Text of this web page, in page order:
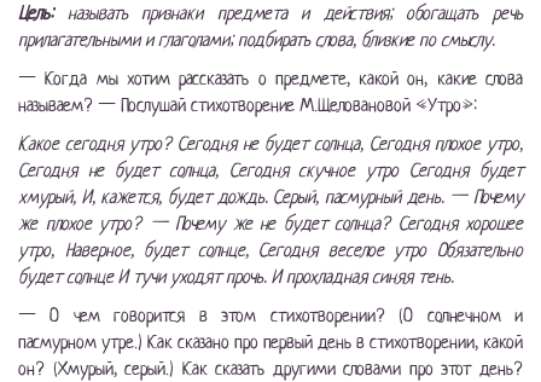
Цель: называть признаки предмета и действия; обогащать речь
прилагательными и глаголами; подбирать слова, близкие по смыслу.
— Когда мы хотим рассказать о предмете, какой он, какие слова
называем? — Послушай стихотворение М.Щеловановой «Утро»:
Какое сегодня утро? Сегодня не будет солнца, Сегодня плохое утро,
Сегодня не будет солнца, Сегодня скучное утро Сегодня будет
хмурый, И, кажется, будет дождь. Серый, пасмурный день. — Почему
же плохое утро? — Почему же не будет солнца? Сегодня хорошее
утро, Наверное, будет солнце, Сегодня веселое утро Обязательно
будет солнце И тучи уходят прочь. И прохладная синяя тень.
— О чем говорится в этом стихотворении? (О солнечном и
пасмурном утре.) Как сказано про первый день в стихотворении, какой
он? (Хмурый, серый.) Как сказать другими словами про этот день?